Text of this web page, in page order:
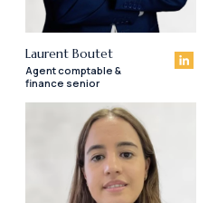
Laurent Boutet
Agent comptable &
finance senior